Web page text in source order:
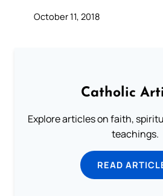
October 11, 2018
Catholic
Explore articles on faith,
teachings.
READ